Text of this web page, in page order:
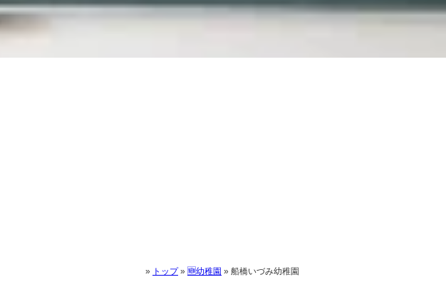
» トップ» 🆕幼稚園 » 船橋いづみ幼稚園